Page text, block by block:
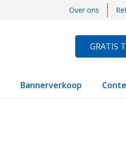
Over ons
GRATIS
Bannerverkoop